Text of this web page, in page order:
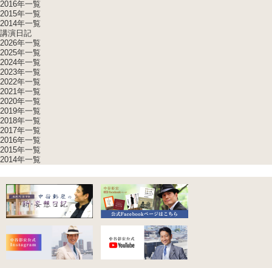
2016年一覧
2015年一覧
2014年一覧
講演日記
2026年一覧
2025年一覧
2024年一覧
2023年一覧
2022年一覧
2021年一覧
2020年一覧
2019年一覧
2018年一覧
2017年一覧
2016年一覧
2015年一覧
2014年一覧